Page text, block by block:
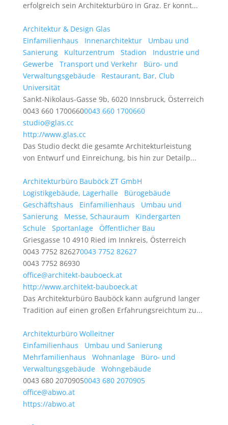
erfolgreich sein Architekturbüro in Graz. Er konnt...
Architektur & Design Glas
Einfamilienhaus
Innenarchitektur
Umbau und
Sanierung
Kulturzentrum Stadion
Industrie und
Gewerbe
Transport und Verkehr
Büro- und
Verwaltungsgebäude
Restaurant, Bar, Club
Universität
Sankt-Nikolaus-Gasse 9b, 6020 Innsbruck, Österreich
0043 660 17006600043 660 1700660
studio@glas.cc
http://www.glas.cc
Das Studio deckt die gesamte Architekturleistung
von Entwurf und Einreichung, bis hin zur Detailp...
Architekturbüro Bauböck ZT GmbH
Logistikgebäude, Lagerhalle
Bürogebäude
Geschäftshaus
Einfamilienhaus
Umbau und
Sanierung
Messe, Schauraum
Kindergarten
Schule
Sportanlage
Öffentlicher Bau
Griesgasse 10 4910 Ried im Innkreis, Österreich
0043 7752 826270043 7752 82627
0043 7752 86930
office@architekt-bauboeck.at
http://www.architekt-bauboeck.at
Das Architekturbüro Bauböck kann aufgrund langer
Tradition auf einen großen Erfahrungsreichtum zu...
Architekturbüro Wolleitner
Einfamilienhaus
Umbau und Sanierung
Mehrfamilienhaus
Wohnanlage
Büro- und
Verwaltungsgebäude
Wohngebäude
0043 680 20709050043 680 2070905
office@abwo.at
https://abwo.at